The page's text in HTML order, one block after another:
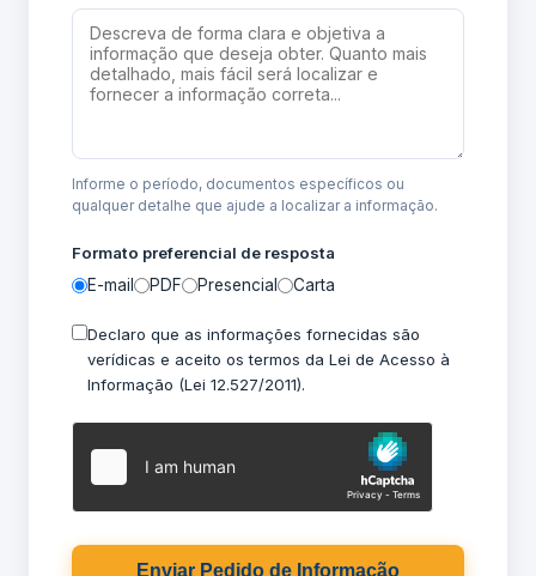
Informe o período, documentos específicos ou
qualquer detalhe que ajude a localizar a informação.
Formato preferencial de resposta
E-mail
PDF Presencial Carta
Declaro que as informações fornecidas são
verídicas e aceito os termos da Lei de Acesso à
Informação (Lei 12.527/2011).